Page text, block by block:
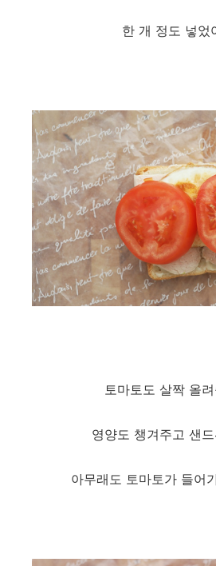
한 개 정도 넣었
토마토도 살짝 올
영양도 챙겨주고 샌
아무래도 토마토가 들어